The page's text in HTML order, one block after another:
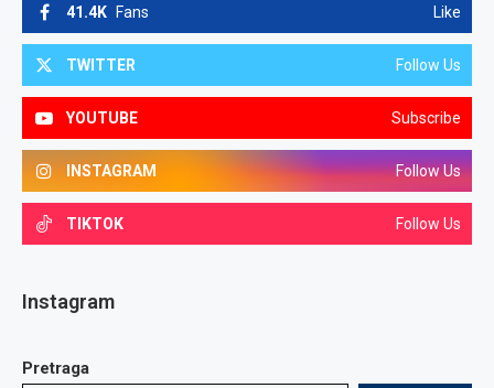
41.4K Fans Like
TWITTER Follow Us
YOUTUBE Subscribe
INSTAGRAM Follow Us
TIKTOK Follow Us
Instagram
Pretraga